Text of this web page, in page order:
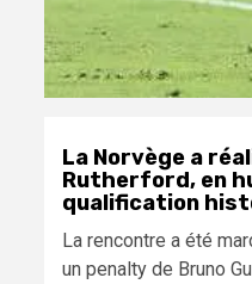
La Norvège a
Rutherford, en
qualification
La rencontre a été
un penalty de Bruno